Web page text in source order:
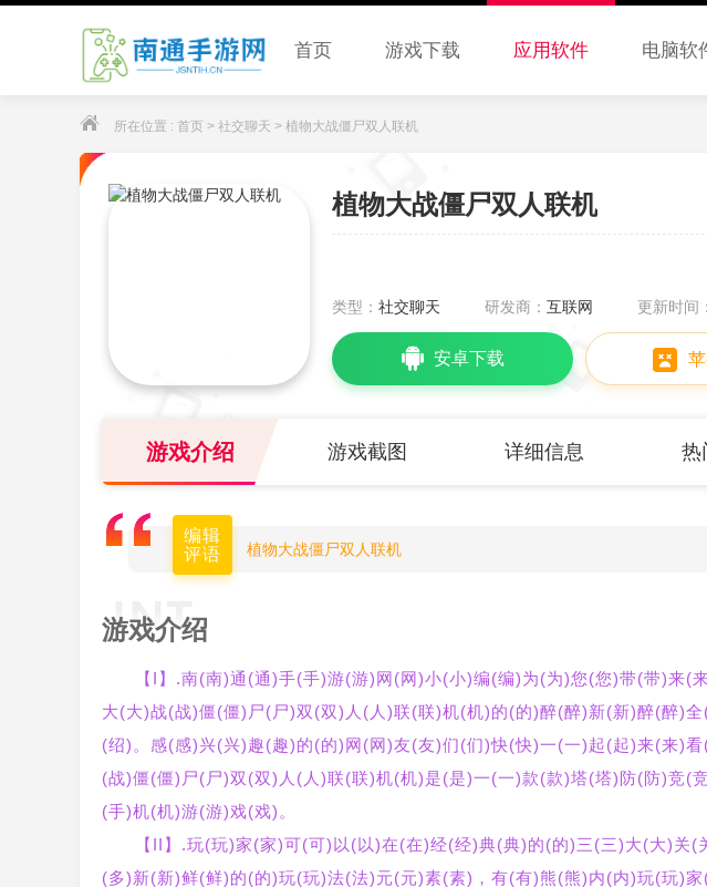
首页 游戏下载 应用软件 电脑软
所在位置 : 首页 > 社交聊天 > 植物大战僵尸双人联机
植物大战僵尸双人联机
类型： 社交聊天 研发商： 互联网 更新时间：
安卓下载
游戏介绍 游戏截图 详细信息 热
编辑
评语
植物大战僵尸双人联机
游戏介绍
【I】.南(南)通(通)手(手)游(游)网(网)小(小)编(编)为(为)您(您)带(带)来(
大(大)战(战)僵(僵)尸(尸)双(双)人(人)联(联)机(机)的(的)醉(醉)新(新)醉(醉)
(绍)。感(感)兴(兴)趣(趣)的(的)网(网)友(友)们(们)快(快)一(一)起(起)来(来)
(战)僵(僵)尸(尸)双(双)人(人)联(联)机(机)是(是)一(一)款(款)塔(塔)防(防)竞(
(手)机(机)游(游)戏(戏)。
【II】.玩(玩)家(家)可(可)以(以)在(在)经(经)典(典)的(的)三(三)大(大)关
(多)新(新)鲜(鲜)的(的)玩(玩)法(法)元(元)素(素)，有(有)熊(熊)内(内)玩(玩)